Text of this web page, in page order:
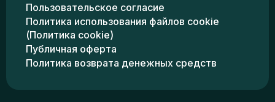
Пользовательское согласие
Политика использования файлов cookie
(Политика cookie)
Публичная оферта
Политика возврата денежных средств